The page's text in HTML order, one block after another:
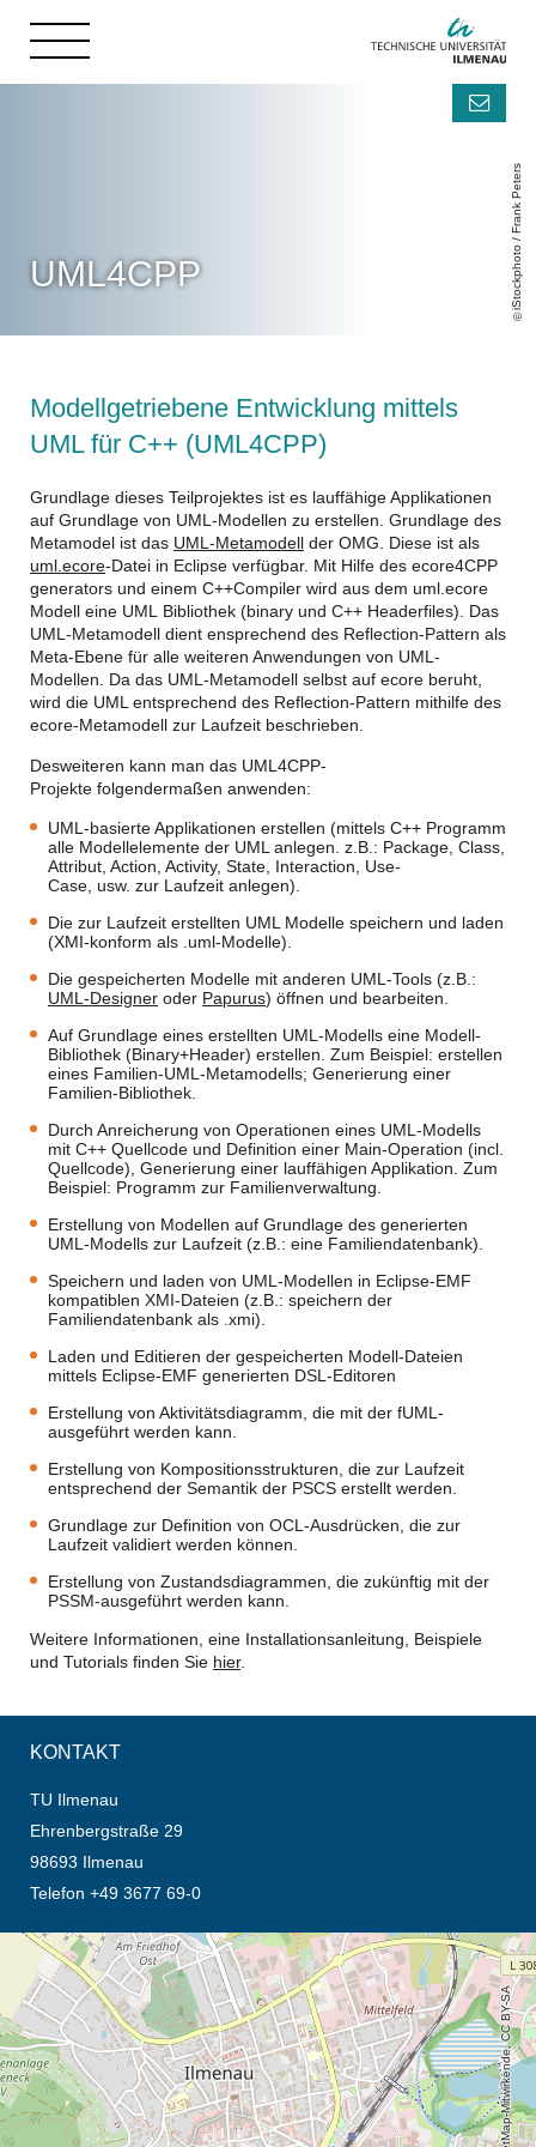
iStockphoto / Frank Peters
UML4CPP
Modellgetriebene Entwicklung mittels
UML für C++ (UML4CPP)
Grundlage dieses Teilprojektes ist es lauffähige Applikationen
auf Grundlage von UML-Modellen zu erstellen. Grundlage des
Metamodel ist das UML-Metamodell der OMG. Diese ist als
uml.ecore-Datei in Eclipse verfügbar. Mit Hilfe des ecore4CPP
generators und einem C++Compiler wird aus dem uml.ecore
Modell eine UML Bibliothek (binary und C++ Headerfiles). Das
UML-Metamodell dient ensprechend des Reflection-Pattern als
Meta-Ebene für alle weiteren Anwendungen von UML-
Modellen. Da das UML-Metamodell selbst auf ecore beruht,
wird die UML entsprechend des Reflection-Pattern mithilfe des
ecore-Metamodell zur Laufzeit beschrieben.
Desweiteren kann man das UML4CPP-
Projekte folgendermaßen anwenden:
UML-basierte Applikationen erstellen (mittels C++ Programm
alle Modellelemente der UML anlegen. z.B.: Package, Class,
Attribut, Action, Activity, State, Interaction, Use-
Case, usw. zur Laufzeit anlegen).
Die zur Laufzeit erstellten UML Modelle speichern und laden
(XMI-konform als .uml-Modelle).
Die gespeicherten Modelle mit anderen UML-Tools (z.B.:
UML-Designer oder Papurus) öffnen und bearbeiten.
Auf Grundlage eines erstellten UML-Modells eine Modell-
Bibliothek (Binary+Header) erstellen. Zum Beispiel: erstellen
eines Familien-UML-Metamodells; Generierung einer
Familien-Bibliothek.
Durch Anreicherung von Operationen eines UML-Modells
mit C++ Quellcode und Definition einer Main-Operation (incl.
Quellcode), Generierung einer lauffähigen Applikation. Zum
Beispiel: Programm zur Familienverwaltung.
Erstellung von Modellen auf Grundlage des generierten
UML-Modells zur Laufzeit (z.B.: eine Familiendatenbank).
Speichern und laden von UML-Modellen in Eclipse-EMF
kompatiblen XMI-Dateien (z.B.: speichern der
Familiendatenbank als .xmi).
Laden und Editieren der gespeicherten Modell-Dateien
mittels Eclipse-EMF generierten DSL-Editoren
Erstellung von Aktivitätsdiagramm, die mit der fUML-
ausgeführt werden kann.
Erstellung von Kompositionsstrukturen, die zur Laufzeit
entsprechend der Semantik der PSCS erstellt werden.
Grundlage zur Definition von OCL-Ausdrücken, die zur
Laufzeit validiert werden können.
Erstellung von Zustandsdiagrammen, die zukünftig mit der
PSSM-ausgeführt werden kann.
Weitere Informationen, eine Installationsanleitung, Beispiele
und Tutorials finden Sie hier.
KONTAKT
TU Ilmenau
Ehrenbergstraße 29
98693 Ilmenau
Telefon +49 3677 69-0
Öffnet die Anfahrtsbeschreibung in neuem Tab (Karte)